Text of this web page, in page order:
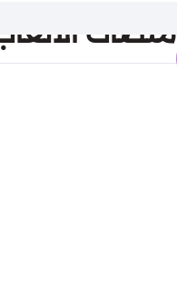
منصات